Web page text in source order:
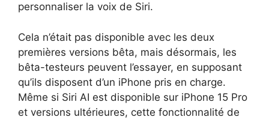
personnaliser la voix de Siri.
Cela n’était pas disponible avec les deux
premières versions bêta, mais désormais, les
bêta-testeurs peuvent l’essayer, en supposant
qu’ils disposent d’un iPhone pris en charge.
Même si Siri AI est disponible sur iPhone 15 Pro
et versions ultérieures, cette fonctionnalité de